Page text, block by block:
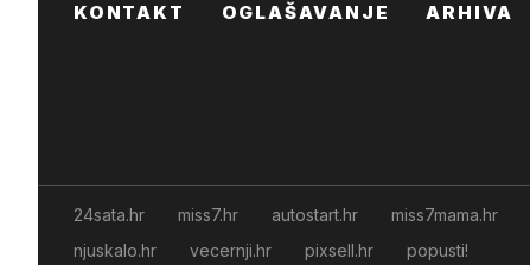
KONTAKT OGLAŠAVANJE ARHIVA
24sata.hr miss7.hr autostart.hr miss7mama.hr
njuskalo.hr
vecernji.hr pixsell.hr popusti!